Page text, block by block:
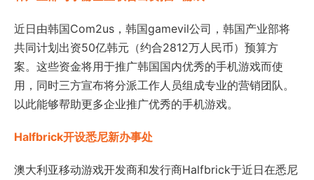
近日由韩国Com2us，韩国gamevil公司，韩国产业部将
共同计划出资50亿韩元（约合2812万人民币）预算方
案。这些资金将用于推广韩国国内优秀的手机游戏而使
用，同时三方宣布将分派工作人员组成专业的营销团队。
以此能够帮助更多企业推广优秀的手机游戏。
Halfbrick开设悉尼新办事处
澳大利亚移动游戏开发商和发行商Halfbrick于近日在悉尼